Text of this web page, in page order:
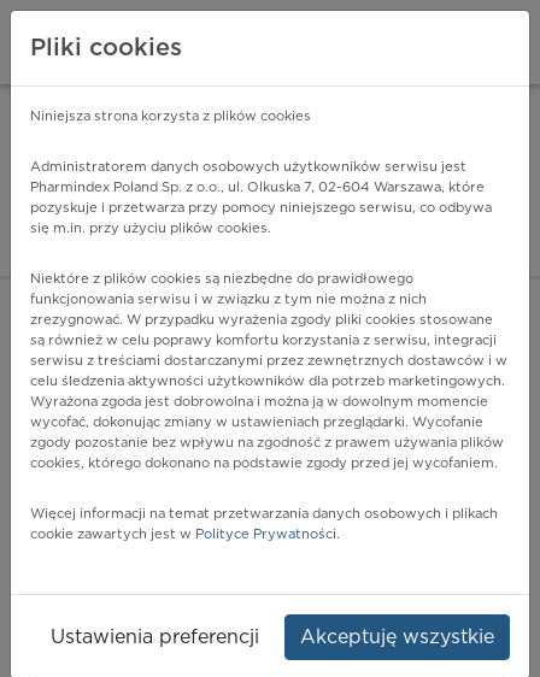
Pharmindex - lider
ZALOGUJ SIĘ
POKAŻ FILTRY
Pharmindex
Pliki cookies
Niniejsza strona korzysta z plików cookies
Administratorem danych osobowych użytkowników serwisu jest
Pharmindex Poland Sp. z o.o., ul. Olkuska 7, 02-604 Warszawa, które
pozyskuje i przetwarza przy pomocy niniejszego serwisu, co odbywa
się m.in. przy użyciu plików cookies.
Niektóre z plików cookies są niezbędne do prawidłowego
funkcjonowania serwisu i w związku z tym nie można z nich
zrezygnować. W przypadku wyrażenia zgody pliki cookies stosowane
są również w celu poprawy komfortu korzystania z serwisu, integracji
serwisu z treściami dostarczanymi przez zewnętrznych dostawców i w
celu śledzenia aktywności użytkowników dla potrzeb marketingowych.
Wyrażona zgoda jest dobrowolna i można ją w dowolnym momencie
wycofać, dokonując zmiany w ustawieniach przeglądarki. Wycofanie
zgody pozostanie bez wpływu na zgodność z prawem używania plików
cookies, którego dokonano na podstawie zgody przed jej wycofaniem.
Więcej informacji na temat przetwarzania danych osobowych i plikach
cookie zawartych jest w Polityce Prywatności.
Ustawienia preferencji Akceptuję wszystkie
ZA DARMO - w Google Play INSTALUJ